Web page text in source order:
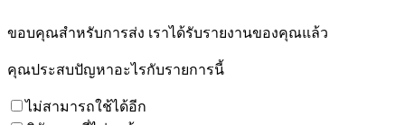
ขอบคุณสำหรับการส่ง เราได้รับรายงานของคุณแล้ว
คุณประสบปัญหาอะไรกับรายการนี้
ไม่สามารถใช้ได้อีก